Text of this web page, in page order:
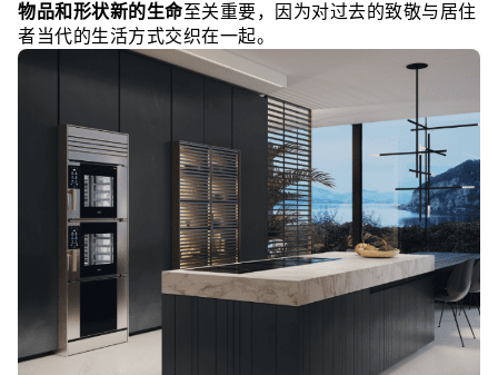
物品和形状新的生命至关重要，因为对过去的致敬与居住
者当代的生活方式交织在一起。